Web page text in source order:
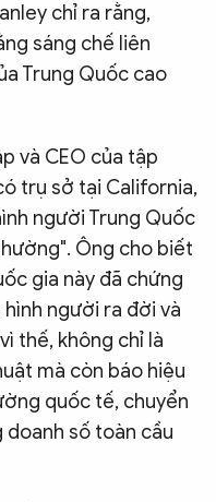
chỉ ra rằng,
sáng chế liên
Trung Quốc cao
và CEO của tập
trụ sở tại California,
người Trung Quốc
Ông cho biết
gia này đã chứng
người ra đời và
thế, không chỉ là
mà còn báo hiệu
quốc tế, chuyển
số toàn cầu